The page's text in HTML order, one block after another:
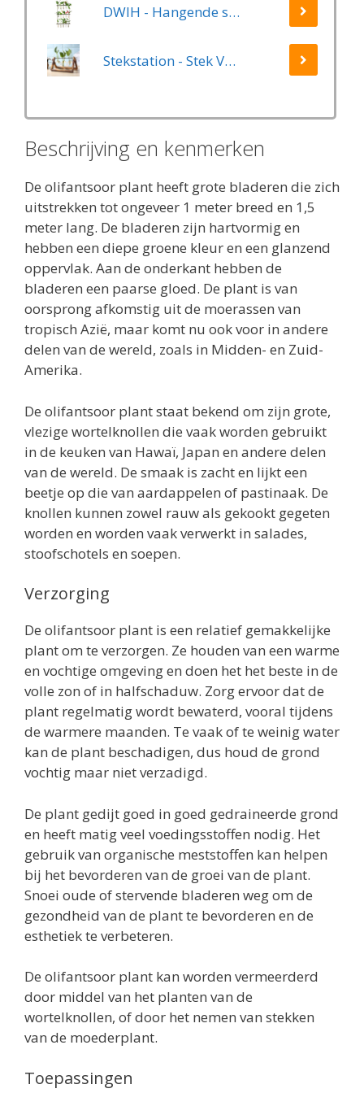
DWIH - Hangende stekjes boom - Geschikt voor 15 stekjes, bloemen, waterplanten (Hydroponie)
Stekstation - Stek Vaasjes - 3 Glazen Vaasjes - Planten Stekken - Stek Glaasjes - Hydrocultuur
Beschrijving en kenmerken
De olifantsoor plant heeft grote bladeren die zich
uitstrekken tot ongeveer 1 meter breed en 1,5
meter lang. De bladeren zijn hartvormig en
hebben een diepe groene kleur en een glanzend
oppervlak. Aan de onderkant hebben de
bladeren een paarse gloed. De plant is van
oorsprong afkomstig uit de moerassen van
tropisch Azië, maar komt nu ook voor in andere
delen van de wereld, zoals in Midden- en Zuid-
Amerika.
De olifantsoor plant staat bekend om zijn grote,
vlezige wortelknollen die vaak worden gebruikt
in de keuken van Hawaï, Japan en andere delen
van de wereld. De smaak is zacht en lijkt een
beetje op die van aardappelen of pastinaak. De
knollen kunnen zowel rauw als gekookt gegeten
worden en worden vaak verwerkt in salades,
stoofschotels en soepen.
Verzorging
De olifantsoor plant is een relatief gemakkelijke
plant om te verzorgen. Ze houden van een warme
en vochtige omgeving en doen het het beste in de
volle zon of in halfschaduw. Zorg ervoor dat de
plant regelmatig wordt bewaterd, vooral tijdens
de warmere maanden. Te vaak of te weinig water
kan de plant beschadigen, dus houd de grond
vochtig maar niet verzadigd.
De plant gedijt goed in goed gedraineerde grond
en heeft matig veel voedingsstoffen nodig. Het
gebruik van organische meststoffen kan helpen
bij het bevorderen van de groei van de plant.
Snoei oude of stervende bladeren weg om de
gezondheid van de plant te bevorderen en de
esthetiek te verbeteren.
De olifantsoor plant kan worden vermeerderd
door middel van het planten van de
wortelknollen, of door het nemen van stekken
van de moederplant.
Toepassingen